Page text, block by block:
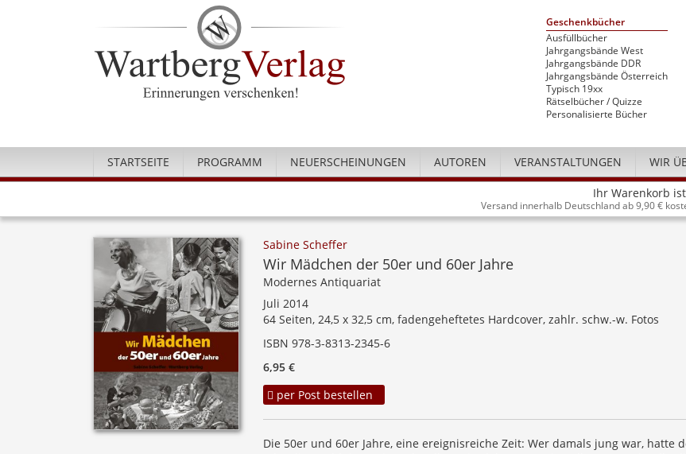
Geschenkbücher
Ausfüllbücher
Jahrgangsbände West
Jahrgangsbände DDR
Jahrgangsbände Österreich
Typisch 19xx
Rätselbücher / Quizze
Personalisierte Bücher
STARTSEITE PROGRAMM NEUERSCHEINUNGEN AUTOREN VERANSTALTUNGEN WIR
Ihr Warenkorb
Versand innerhalb Deutschland ab 9,90 €
Sabine Scheffer
Wir Mädchen der 50er und 60er Jahre
Modernes Antiquariat
Juli 2014
64 Seiten, 24,5 x 32,5 cm, fadengeheftetes Hardcover, zahlr. schw.-w. Fotos
ISBN 978-3-8313-2345-6
6,95 €
per Post bestellen
Die 50er und 60er Jahre, eine ereignisreiche Zeit: Wer damals jung war, hatte